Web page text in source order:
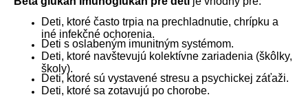
Deti, ktoré často trpia na prechladnutie, chrípku a
iné infekčné ochorenia.
Deti s oslabeným imunitným systémom.
Deti, ktoré navštevujú kolektívne zariadenia (škôlky,
školy).
Deti, ktoré sú vystavené stresu a psychickej záťaži.
Deti, ktoré sa zotavujú po chorobe.